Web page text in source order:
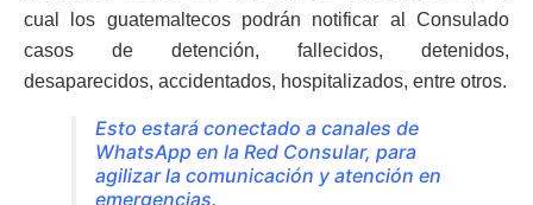
cual los guatemaltecos podrán notificar al Consulado
casos de detención, fallecidos, detenidos,
desaparecidos, accidentados, hospitalizados, entre otros.
Esto estará conectado a canales de
WhatsApp en la Red Consular, para
agilizar la comunicación y atención en
emergencias.